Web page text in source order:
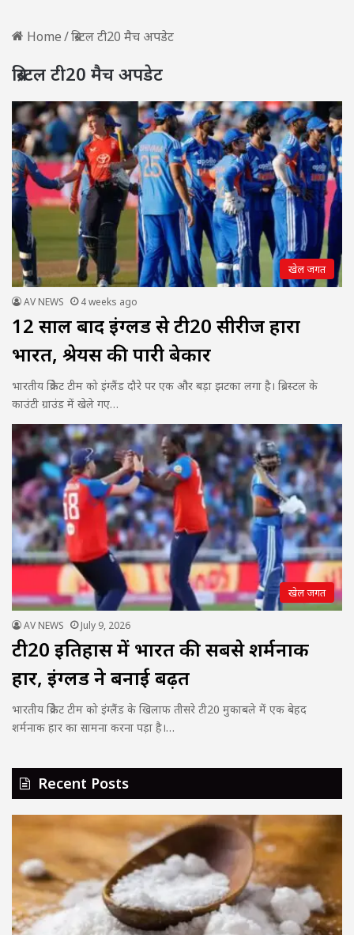
Home/ब्रिस्टल टी20 मैच अपडेट
ब्रिस्टल टी20 मैच अपडेट
खेल जगत
AV NEWS 4 weeks ago
12 साल बाद इंग्लैंड से टी20 सीरीज हारा
भारत, श्रेयस की पारी बेकार
भारतीय क्रिकेट टीम को इंग्लैंड दौरे पर एक और बड़ा झटका लगा है। ब्रिस्टल के
काउंटी ग्राउंड में खेले गए…
खेल जगत
AV NEWS July 9, 2026
टी20 इतिहास में भारत की सबसे शर्मनाक
हार, इंग्लैंड ने बनाई बढ़त
भारतीय क्रिकेट टीम को इंग्लैंड के खिलाफ तीसरे टी20 मुकाबले में एक बेहद
शर्मनाक हार का सामना करना पड़ा है।…
Recent Posts